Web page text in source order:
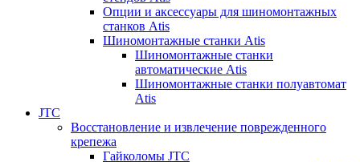
Опции и аксессуары для шиномонтажных
станков Atis
Шиномонтажные станки Atis
Шиномонтажные станки
автоматические Atis
Шиномонтажные станки полуавтомат
Atis
JTC
Восстановление и извлечение поврежденного
крепежа
Гайколомы JTC